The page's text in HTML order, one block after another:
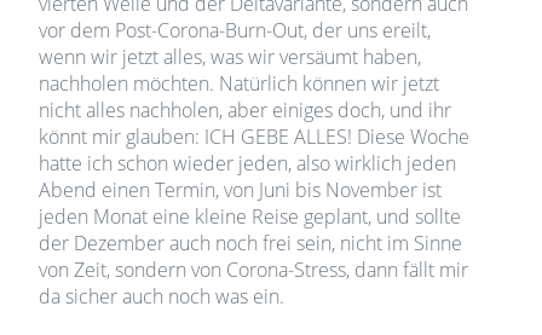
vor dem Post-Corona-Burn-Out, der uns ereilt,
wenn wir jetzt alles, was wir versäumt haben,
nachholen möchten. Natürlich können wir jetzt
nicht alles nachholen, aber einiges doch, und ihr
könnt mir glauben: ICH GEBE ALLES! Diese Woche
hatte ich schon wieder jeden, also wirklich jeden
Abend einen Termin, von Juni bis November ist
jeden Monat eine kleine Reise geplant, und sollte
der Dezember auch noch frei sein, nicht im Sinne
von Zeit, sondern von Corona-Stress, dann fällt mir
da sicher auch noch was ein.